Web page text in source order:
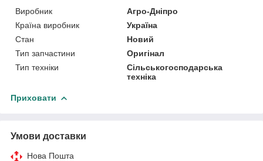
Виробник
Агро-Дніпро
Країна виробник
Україна
Стан
Новий
Тип запчастини
Оригінал
Тип техніки
Сільськогосподарська
техніка
Приховати
Умови доставки
Нова Пошта